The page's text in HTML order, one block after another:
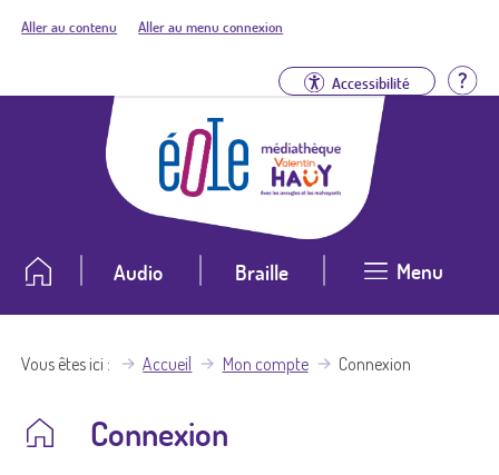
Aller au contenu Aller au menu connexion
Accessibilité
Audio Braille Menu
Vous êtes ici Accueil Mon compte Connexion
Connexion